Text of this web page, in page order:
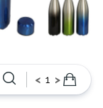
< >